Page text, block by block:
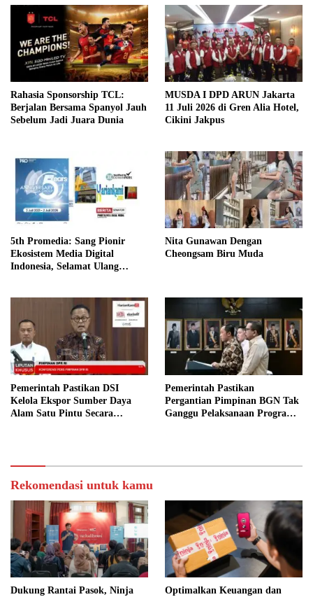
Rahasia Sponsorship TCL:
Berjalan Bersama Spanyol Jauh
Sebelum Jadi Juara Dunia
MUSDA I DPD ARUN Jakarta
11 Juli 2026 di Gren Alia Hotel,
Cikini Jakpus
5th Promedia: Sang Pionir
Ekosistem Media Digital
Indonesia, Selamat Ulang
Nita Gunawan Dengan
Cheongsam Biru Muda
Pemerintah Pastikan DSI
Kelola Ekspor Sumber Daya
Alam Satu Pintu Secara
Pemerintah Pastikan
Pergantian Pimpinan BGN Tak
Ganggu Pelaksanaan Program
Rekomendasi untuk kamu
Dukung Rantai Pasok, Ninja
Optimalkan Keuangan dan